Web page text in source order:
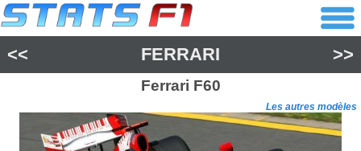
<< FERRARI >>
Ferrari F60
Les autres modèles